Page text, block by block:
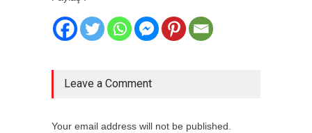
Leave a Comment
Your email address will not be published.